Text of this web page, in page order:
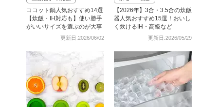
ココット鍋人気おすすめ14選
【炊飯・IH対応も】使い勝手
がいいサイズを選ぶのが大事
更新日:2026/06/02
【2026年】3合・3.5合の炊飯
器人気おすすめ15選！おいし
く炊けるIH・高級など
更新日:2026/05/29